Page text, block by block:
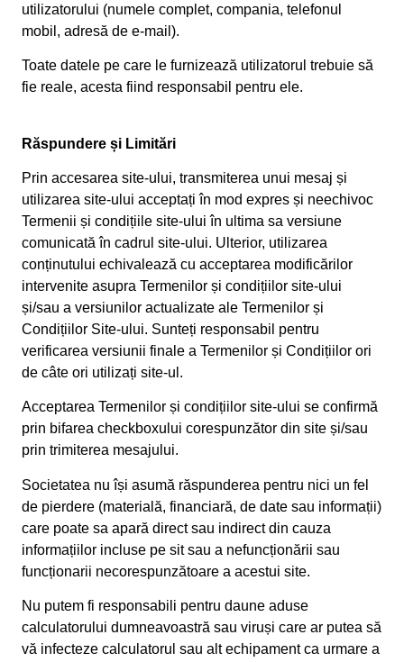
utilizatorului (numele complet, compania, telefonul
mobil, adresă de e-mail).
Toate datele pe care le furnizează utilizatorul trebuie să
fie reale, acesta fiind responsabil pentru ele.
Răspundere și Limitări
Prin accesarea site-ului, transmiterea unui mesaj și
utilizarea site-ului acceptați în mod expres și neechivoc
Termenii și condițiile site-ului în ultima sa versiune
comunicată în cadrul site-ului. Ulterior, utilizarea
conținutului echivalează cu acceptarea modificărilor
intervenite asupra Termenilor și condițiilor site-ului
și/sau a versiunilor actualizate ale Termenilor și
Condițiilor Site-ului. Sunteți responsabil pentru
verificarea versiunii finale a Termenilor și Condițiilor ori
de câte ori utilizați site-ul.
Acceptarea Termenilor și condițiilor site-ului se confirmă
prin bifarea checkboxului corespunzător din site și/sau
prin trimiterea mesajului.
Societatea nu își asumă răspunderea pentru nici un fel
de pierdere (materială, financiară, de date sau informații)
care poate sa apară direct sau indirect din cauza
informațiilor incluse pe sit sau a nefuncționării sau
funcționarii necorespunzătoare a acestui site.
Nu putem fi responsabili pentru daune aduse
calculatorului dumneavoastră sau viruși care ar putea să
vă infecteze calculatorul sau alt echipament ca urmare a